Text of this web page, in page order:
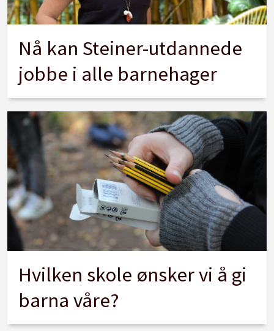
Nå kan Steiner-utdannede
jobbe i alle barnehager
Hvilken skole ønsker vi å gi
barna våre?